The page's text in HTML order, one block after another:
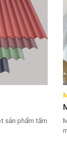
sản phẩm tấm